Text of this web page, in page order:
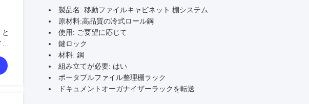
製品名: 移動ファイルキャビネット 棚システム
原材料:高品質の冷式ロール鋼
使用: ご要望に応じて
鍵ロック
材料: 鋼
組み立てが必要: はい
ポータブルファイル整理棚ラック
ドキュメントオーガナイザーラックを転送